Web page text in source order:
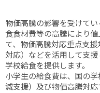
物価高騰の影響を受けて
食食材費等の高騰により
て、物価高騰対応重点支
対応）などを活用して支
学校給食を提供します。
小学生の給食費は、国の
減支援）及び物価高騰対